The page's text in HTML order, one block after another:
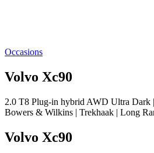
Occasions
Volvo Xc90
2.0 T8 Plug-in hybrid AWD Ultra
Bowers & Wilkins | Trekhaak | Long
Volvo Xc90